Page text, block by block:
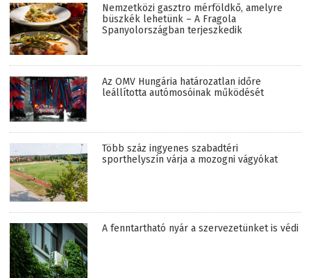
Nemzetközi gasztro mérföldkő, amelyre
büszkék lehetünk – A Fragola
Spanyolországban terjeszkedik
Az OMV Hungária határozatlan időre
leállította autómosóinak működését
Több száz ingyenes szabadtéri
sporthelyszín várja a mozogni vágyókat
A fenntartható nyár a szervezetünket is védi